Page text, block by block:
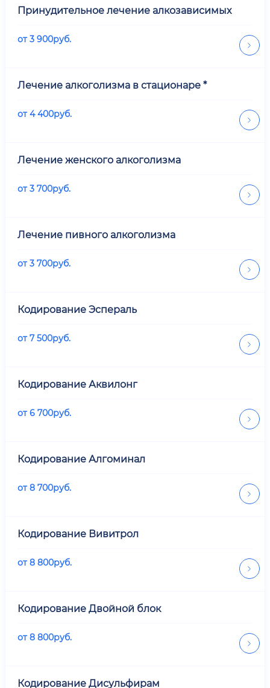
Принудительное лечение алкозависимых
от3 900руб.
Лечение алкоголизма в стационаре *
от4 400руб.
Лечение женского алкоголизма
от3 700руб.
Лечение пивного алкоголизма
от3 700руб.
Кодирование Эспераль
от7 500руб.
Кодирование Аквилонг
от6 700руб.
Кодирование Алгоминал
от8 700руб.
Кодирование Вивитрол
от8 800руб.
Кодирование Двойной блок
от8 800руб.
Кодирование Дисульфирам